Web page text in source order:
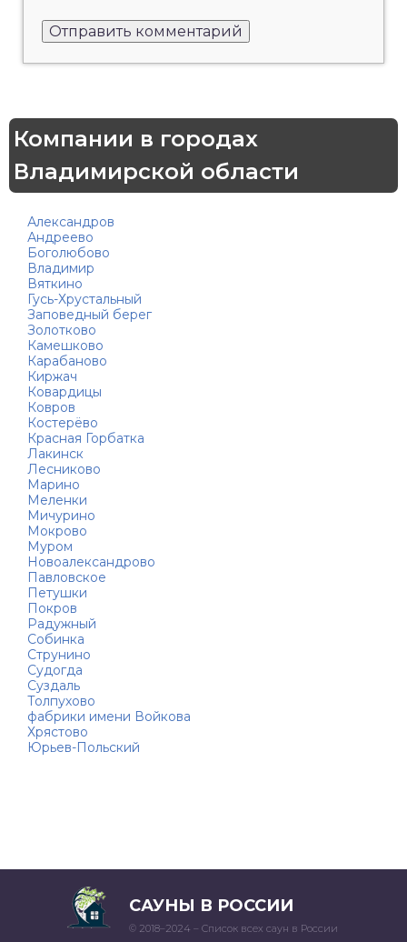
Компании в городах
Владимирской области
Александров
Андреево
Боголюбово
Владимир
Вяткино
Гусь-Хрустальный
Заповедный берег
Золотково
Камешково
Карабаново
Киржач
Ковардицы
Ковров
Костерёво
Красная Горбатка
Лакинск
Лесниково
Марино
Меленки
Мичурино
Мокрово
Муром
Новоалександрово
Павловское
Петушки
Покров
Радужный
Собинка
Струнино
Судогда
Суздаль
Толпухово
фабрики имени Войкова
Хрястово
Юрьев-Польский
САУНЫ В РОССИИ
© 2018–2024 – Список всех саун в России